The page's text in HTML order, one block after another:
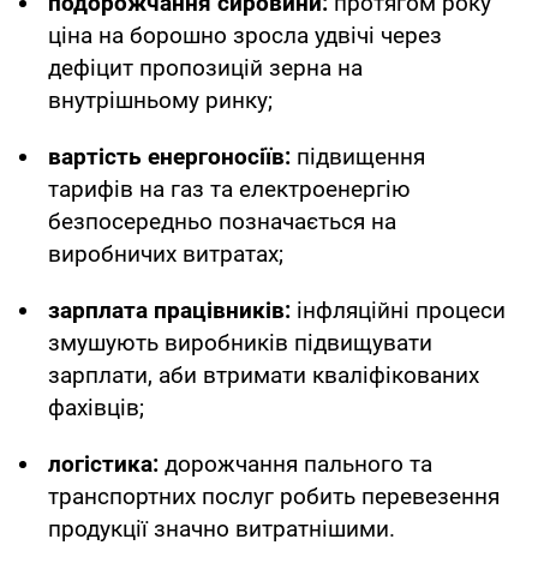
ціна на борошно зросла удвічі через
дефіцит пропозицій зерна на
внутрішньому ринку;
вартість енергоносіїв: підвищення
тарифів на газ та електроенергію
безпосередньо позначається на
виробничих витратах;
зарплата працівників: інфляційні процеси
змушують виробників підвищувати
зарплати, аби втримати кваліфікованих
фахівців;
логістика: дорожчання пального та
транспортних послуг робить перевезення
продукції значно витратнішими.